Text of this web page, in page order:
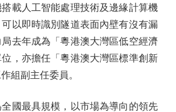
載人工智能處理技術及邊緣計算機
以即時識別隧道表面內壁有沒有漏
去年成為「粵港澳大灣區低空經濟
，亦擔任「粵港澳大灣區標準創新
組副主任委員。
最具規模，以市場為導向的領先